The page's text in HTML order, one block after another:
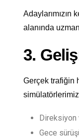
alanında
3.
Gerçek trafiğin
Direksiyon
Gece